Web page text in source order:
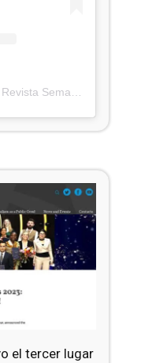
Una publicación compartida por Revista Semana (@revistasemana)
el tercer lugar